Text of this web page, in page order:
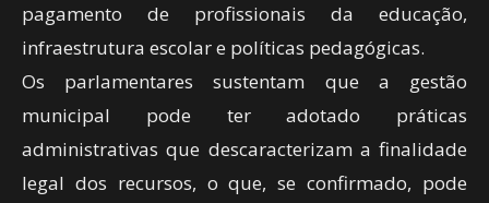
pagamento de profissionais da educação,
infraestrutura escolar e políticas pedagógicas.
Os parlamentares sustentam que a gestão
municipal pode ter adotado práticas
administrativas que descaracterizam a finalidade
legal dos recursos, o que, se confirmado, pode